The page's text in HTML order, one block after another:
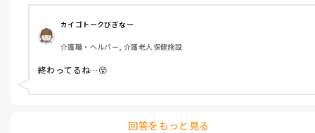
腐ってるのは知ってるけど、ここまできたらもう無理だな
ᕦ(ò_óˇ)ᕤ
真面目に働く人が損をして、不真面目な奴ほどサボっている
ᕦ(ò_óˇ)ᕤ
ᕦ(ò_óˇ)ᕤ
カイゴトークびぎなー
介護職・ヘルパー, 介護老人保健施設
終わってるね…😵
回答をもっと見る